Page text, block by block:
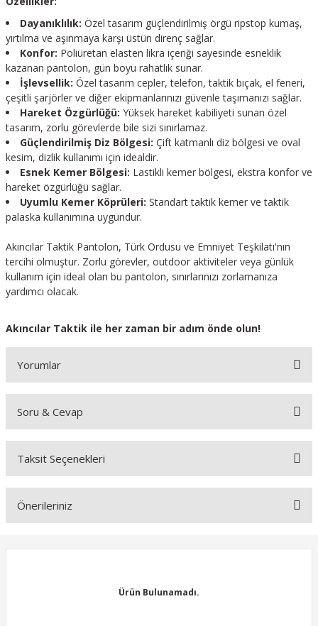
Dayanıklılık: Özel tasarım güçlendirilmiş örgü ripstop kumaş,
yırtılma ve aşınmaya karşı üstün direnç sağlar.
Konfor: Poliüretan elasten likra içeriği sayesinde esneklik
kazanan pantolon, gün boyu rahatlık sunar.
İşlevsellik: Özel tasarım cepler, telefon, taktik bıçak, el feneri,
çeşitli şarjörler ve diğer ekipmanlarınızı güvenle taşımanızı sağlar.
Hareket Özgürlüğü: Yüksek hareket kabiliyeti sunan özel
tasarım, zorlu görevlerde bile sizi sınırlamaz.
Güçlendirilmiş Diz Bölgesi: Çift katmanlı diz bölgesi ve oval
kesim, dizlik kullanımı için idealdir.
Esnek Kemer Bölgesi: Lastikli kemer bölgesi, ekstra konfor ve
hareket özgürlüğü sağlar.
Uyumlu Kemer Köprüleri: Standart taktik kemer ve taktik
palaska kullanımına uygundur.
Akıncılar Taktik Pantolon, Türk Ordusu ve Emniyet Teşkilatı'nın
tercihi olmuştur. Zorlu görevler, outdoor aktiviteler veya günlük
kullanım için ideal olan bu pantolon, sınırlarınızı zorlamanıza
yardımcı olacak.
Akıncılar Taktik ile her zaman bir adım önde olun!
Yorumlar
Bu ürüne ilk yorumu siz yapın!
Soru & Cevap
Ürün hakkında henüz soru sorulmamış.
Taksit Seçenekleri
Önerileriniz
Görüş ve önerileriniz için teşekkür ederiz.
Ürün Bulunamadı.